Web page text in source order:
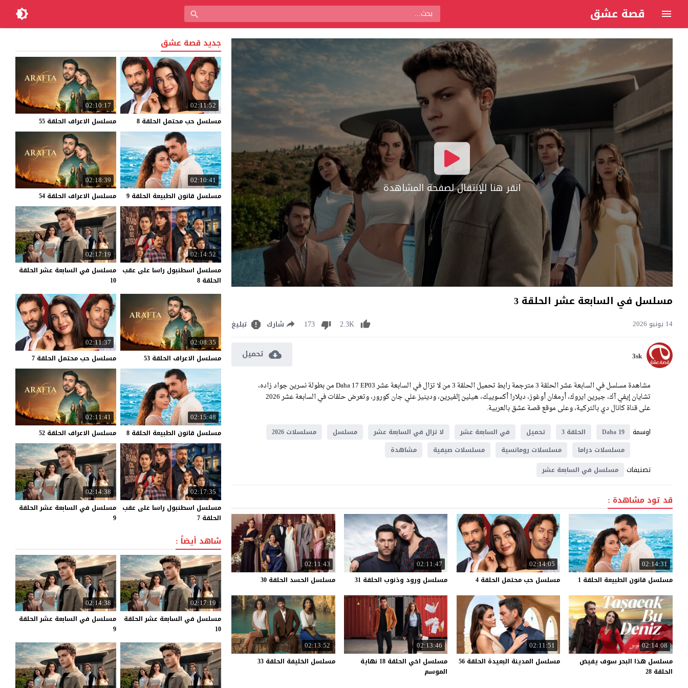
قصة عشق
انقر هنا للإنتقال لصفحة المشاهدة
مسلسل في السابعة عشر الحلقة 3
14 يونيو 2026 2.3K
173 شارك تبليغ
3sk تحميل
مشاهدة مسلسل في السابعة عشر الحلقة 3 مترجمة رابط تحميل الحلقة 3 من لا تزال في السابعة عشر Daha 17 EP03 من بطولة نسرين جواد زاده،
تشايان إيفي آك، جيرين ايروك، أرمغان أوغوز، ديلارا أكسوييك، هيلين إلفيرين، ودينيز علي جان كورور، وتعرض حلقات في السابعة عشر 2026
على قناة كانال دي بالتركية، وعلى موقع قصة عشق بالعربية.
اوسمة
Daha 19 الحلقة 3 تحميل في السابعة عشر لا تزال في السابعة عشر مسلسل
مسلسلات 2026
مسلسلات دراما
مسلسلات رومانسية مسلسلات صيفية مشاهدة
تصنيفات مسلسل في السابعة عشر
قد تود مشاهدة :
02:14:31
مسلسل قانون الطبيعة الحلقة 1
02:14:05
مسلسل حب محتمل الحلقة 4
02:11:47
مسلسل ورود وذنوب الحلقة 31
02:11:43
مسلسل الحسد الحلقة 30
02:14:08
مسلسل هذا البحر سوف يفيض
الحلقة 28
02:11:51
مسلسل المدينة البعيدة الحلقة 56
02:13:46
مسلسل اخي الحلقة 18 نهاية
الموسم
02:13:52
مسلسل الخليفة الحلقة 33
جديد قصة عشق
02:11:52
مسلسل حب محتمل الحلقة 8
02:10:17
مسلسل الاعراف الحلقة 55
02:10:41
مسلسل قانون الطبيعة الحلقة 9
02:18:39
مسلسل الاعراف الحلقة 54
02:14:52
مسلسل اسطنبول راسا على عقب
الحلقة 8
02:17:19
مسلسل في السابعة عشر الحلقة
10
02:08:35
مسلسل الاعراف الحلقة 53
02:11:37
مسلسل حب محتمل الحلقة 7
02:15:48
مسلسل قانون الطبيعة الحلقة 8
02:11:41
مسلسل الاعراف الحلقة 52
02:17:35
مسلسل اسطنبول راسا على عقب
الحلقة 7
02:14:38
مسلسل في السابعة عشر الحلقة
9
شاهد أيضاً :
02:17:19
مسلسل في السابعة عشر الحلقة
10
02:14:38
مسلسل في السابعة عشر الحلقة
9